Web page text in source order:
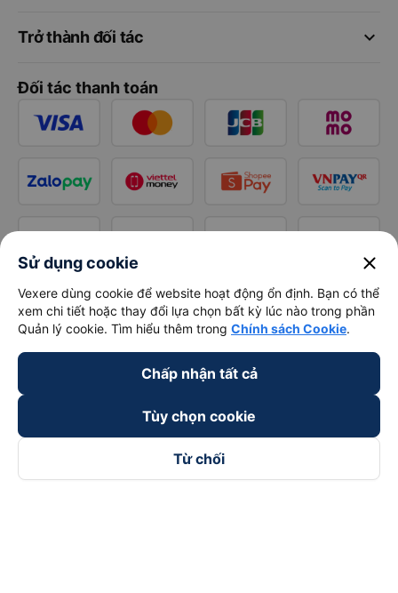
keyboard_arrow_down
Trở thành đối tác
Đối tác thanh toán
Sử dụng cookie close
Vexere dùng cookie để website hoạt động ổn định. Bạn có thể
xem chi tiết hoặc thay đổi lựa chọn bất kỳ lúc nào trong phần
Quản lý cookie. Tìm hiểu thêm trong Chính sách Cookie.
Chấp nhận tất cả
Tùy chọn cookie
Từ chối